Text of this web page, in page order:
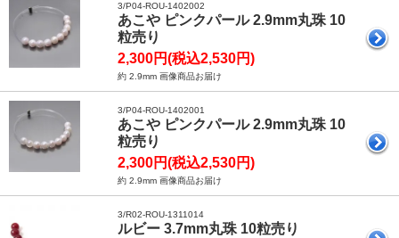
3/P04-ROU-1402002
あこや ピンクパール 2.9mm丸珠 10
粒売り
2,300円(税込2,530円)
約 2.9mm 画像商品お届け
3/P04-ROU-1402001
あこや ピンクパール 2.9mm丸珠 10
粒売り
2,300円(税込2,530円)
約 2.9mm 画像商品お届け
3/R02-ROU-1311014
ルビー 3.7mm丸珠 10粒売り